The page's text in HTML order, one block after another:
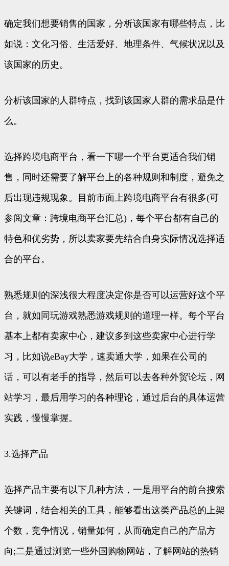
确定我们想要销售的国家，分析该国家有哪些特点，比
如说：文化习俗、生活爱好、地理条件、气候状况以及
该国家的历史。
分析该国家的人群特点，找到该国家人群的需求品是什
么。
选择跨境电商平台，看一下哪一个平台更适合我们销
售，同时还需要了解平台上的各种规则和制度，避免之
后出现违规现象。目前市面上跨境电商平台有很多(可
参阅文章：跨境电商平台汇总)，每个平台都有自己的
特色和优劣势，所以卖家要先结合自身实际情况选择适
合的平台。
熟悉规则的深浅很大程度决定你是否可以运营好这个平
台，就如同玩游戏熟悉游戏规则的道理一样。每个平台
基本上都有卖家中心，建议多到这些卖家中心进行学
习，比如说eBay大学，速卖通大学，如果在公司的
话，可以有老手的指导，然后可以去各种外贸论坛，网
站学习，最后用学习的各种理论，通过后台的具体运营
实践，慢慢掌握。
3.选择产品
选择产品主要有以下几种方法，一是用平台的前台搜索
关键词，结合相关的工具，能够看出这类产品总的上架
个数，竞争情况，销量如何，从而确定自己的产品方
向;二是通过浏览一些外国购物网站，了解网站的热销